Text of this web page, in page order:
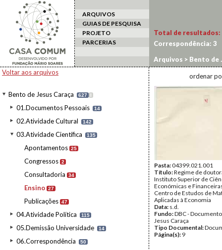
ARQUIVOS
GUIAS DE PESQUISA
PROJETO
PARCERIAS
Voltar aos arquivos
Bento de Jesus Caraça 627 I
01.Documentos Pessoais 14
02.Atividade Cultural 142
03.Atividade Científica 135
Apontamentos 25
Congressos 2
Consultadoria 34
Ensino 27
Publicações 47
04.Atividade Política 115
05.Demissão Universidade 14
06.Correspondência 50
Total de resultados:
Correspondência: 3
Arquivos > Bento de
ordenar
Pasta:04399.021.001
Título:Regime de
Instituto Superior de
Económicas e
Centro de Estudos de
Aplicadas à Economia
Data: s.d.
Fundo:DBC -
Jesus Caraça
Tipo Documental:
Página(s): 9